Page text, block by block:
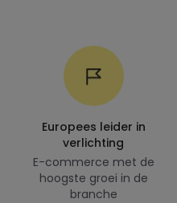
Europees leider in
verlichting
E-commerce met de
hoogste groei in de
branche